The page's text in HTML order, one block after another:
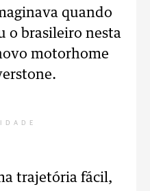
quando
o brasileiro nesta
motorhome
trajetória fácil,